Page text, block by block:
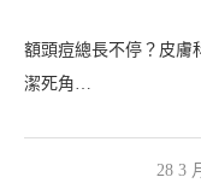
額頭痘總長不停？皮膚
潔死角…
28 3